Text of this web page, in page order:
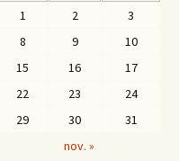
nov. »
1 2
3
8 9
10
15 16
17
22 23
24
29 30 31